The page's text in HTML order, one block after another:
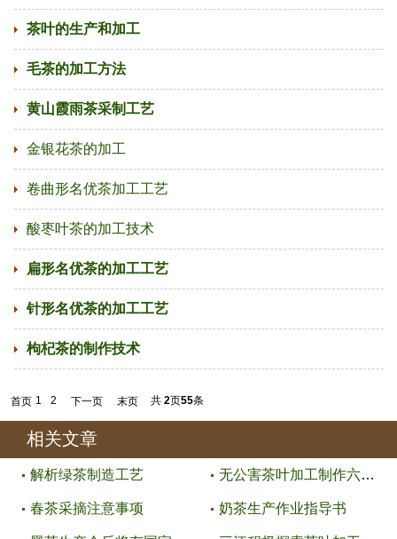
茶叶的生产和加工
毛茶的加工方法
黄山霞雨茶采制工艺
金银花茶的加工
卷曲形名优茶加工工艺
酸枣叶茶的加工技术
扁形名优茶的加工工艺
针形名优茶的加工工艺
枸杞茶的制作技术
首页 1 2 下一页 末页 共 2页55条
相关文章
解析绿茶制造工艺 无公害茶叶加工制作六大要求
春茶采摘注意事项 奶茶生产作业指导书